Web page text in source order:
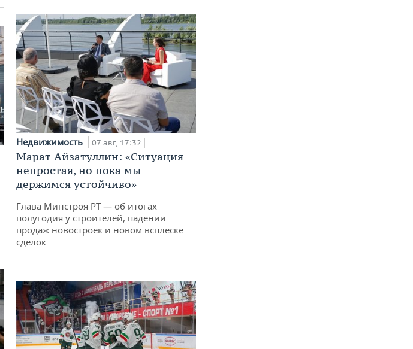
Недвижимость 07 авг, 17:32
Марат Айзатуллин: «Ситуация
непростая, но пока мы
держимся устойчиво»
Глава Минстроя РТ — об итогах
полугодия у строителей, падении
продаж новостроек и новом всплеске
сделок